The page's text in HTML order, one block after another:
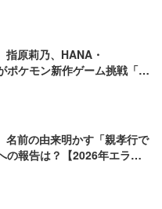
原莉乃、HANA・
ポケモン新作ゲーム挑戦「ぽ
名前の由来明かす「親孝行で
の報告は？【2026年エラン